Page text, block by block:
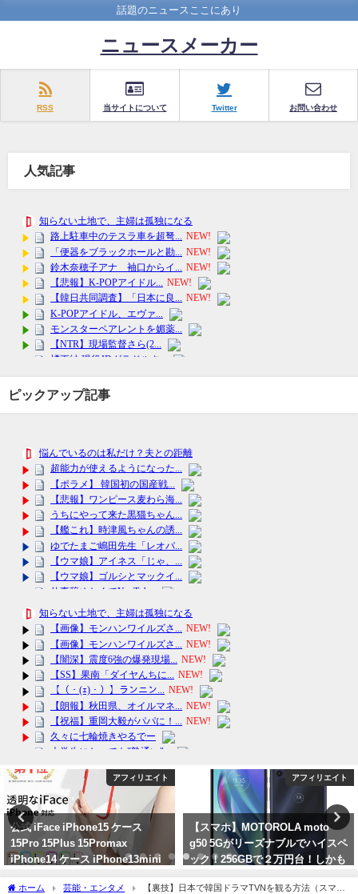
話題のニュースここにあり
ニュースメーカー
RSS 当サイトについて Twitter お問い合わせ
人気記事
ピックアップ記事
アフィリエイト
ケース
iPhone13mini
アフィリエイト
【スマホ】MOTOROLA moto
g50 5Gがリーズナブルでハイスペ
ック！256GBで２万円台！しかも
中国製ではないのが良い！
【クーポンで
で500円オフ
中さんが登場
ホーム 芸能・エンタメ
【裏技】日本で韓国ドラマTVNを観る方法（スマホ